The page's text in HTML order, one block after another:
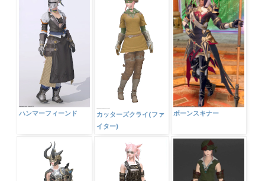
ハンマーフィーンド
カッターズクライ(ファ
イター)
ボーンスキナー